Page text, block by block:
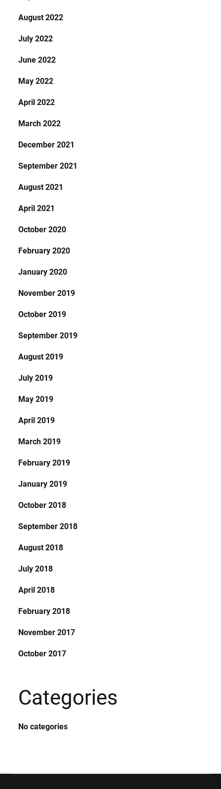
August 2022
July 2022
June 2022
May 2022
April 2022
March 2022
December 2021
September 2021
August 2021
April 2021
October 2020
February 2020
January 2020
November 2019
October 2019
September 2019
August 2019
July 2019
May 2019
April 2019
March 2019
February 2019
January 2019
October 2018
September 2018
August 2018
July 2018
April 2018
February 2018
November 2017
October 2017
Categories
No categories